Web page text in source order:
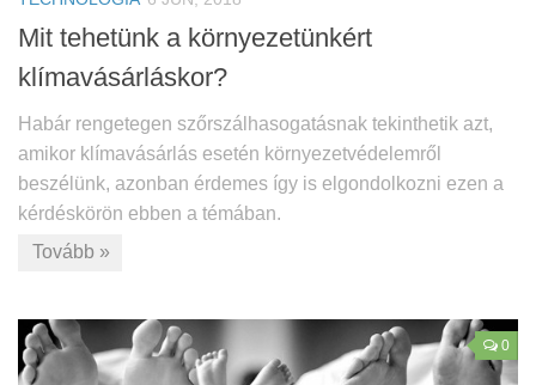
Mit tehetünk a környezetünkért
klímavásárláskor?
Habár rengetegen szőrszálhasogatásnak tekinthetik azt,
amikor klímavásárlás esetén környezetvédelemről
beszélünk, azonban érdemes így is elgondolkozni ezen a
kérdéskörön ebben a témában.
Tovább »
0